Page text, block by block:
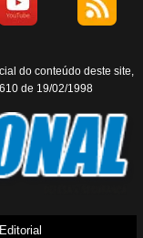
do conteúdo deste site,
de 19/02/1998